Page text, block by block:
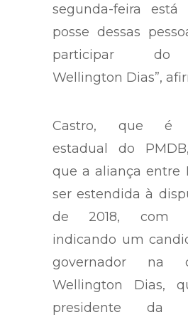
segunda-feira está
posse dessas
participar do
Wellington Dias”,
Castro, que é
estadual do
que a aliança entre
ser estendida à
de 2018, com
indicando um
governador na
Wellington Dias,
presidente da